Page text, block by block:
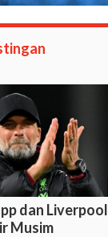
dan Liverpool
Musim